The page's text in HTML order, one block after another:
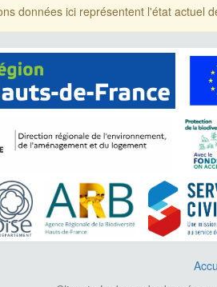
données ici représentent l'état actuel